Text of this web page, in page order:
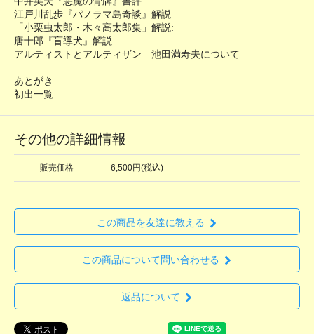
江戸川乱歩『パノラマ島奇談』解説
「小栗虫太郎・木々高太郎集」解説:
唐十郎『盲導犬』解説
アルティストとアルティザン 池田満寿夫について
あとがき
初出一覧
その他の詳細情報
販売価格 6,500円(税込)
この商品を友達に教える
この商品について問い合わせる
返品について